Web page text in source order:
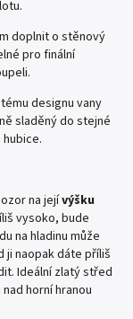
doplnit o stěnový
pro finální
designu vany
sladěný do stejné
na jejívýšku
vysoko, bude
na hladinu může
ji naopak dáte příliš
Ideální zlatý střed
horní hranou